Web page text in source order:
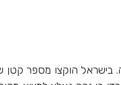
בישראל הוקצו מספר קטן